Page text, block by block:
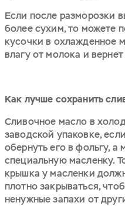
Если после разморозки
более сухим, то можете
кусочки в охлажденное
влагу от молока и
Как лучше сохранить
Сливочное масло в
заводской упаковке,
обернуть его в фольгу, а
специальную масленку.
крышка у масленки
плотно закрываться,
ненужные запахи от